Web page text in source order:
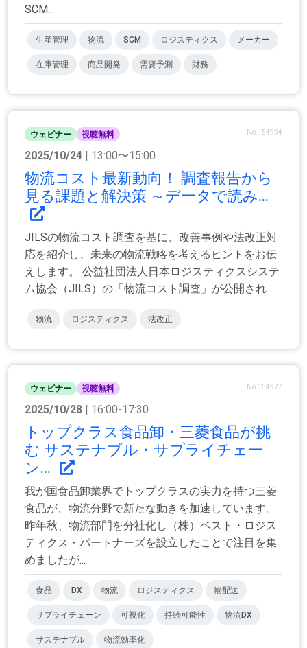
SCM...
生産管理 物流 SCM ロジスティクス メーカー
在庫管理 商品開発 需要予測 財務
ウェビナー 視聴無料 No.154994
2025/10/24 | 13:00〜15:00
物流コスト最新動向！ 調査報告から
見る課題と解決策 ～データで読み...
JILSの物流コスト調査を基に、改善事例や法改正対
応を紹介し、未来の物流戦略を考えるヒントをお伝
えします。 公益社団法人日本ロジスティクスシステ
ム協会（JILS）の「物流コスト調査」が公開され...
物流 ロジスティクス 法改正
ウェビナー 視聴無料 No.154927
2025/10/28 | 16:00-17:30
トップクラス食品卸・三菱食品が挑
む サステナブル・サプライチェー
ン...
我が国食品卸業界でトップクラスの実力を持つ三菱
食品が、物流分野で新たな動きを加速しています。
昨年秋、物流部門を分社化し（株）ベスト・ロジス
ティクス・パートナーズを設立したことで注目を集
めましたが...
食品 DX 物流 ロジスティクス 輸配送
サプライチェーン 可視化 持続可能性 物流DX
サステナブル 物流効率化